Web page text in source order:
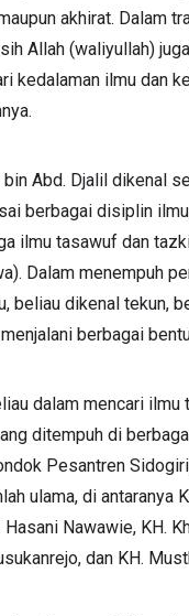
akhirat. Dalam
Allah (waliyullah)
kedalaman ilmu dan
bin Abd. Djalil dikenal
berbagai disiplin
ilmu tasawuf dan
Dalam menempuh
beliau dikenal tekun,
berbagai
dalam mencari ilmu
ditempuh di
Pesantren
ulama, di antaranya
Hasani Nawawie, KH.
dan KH.